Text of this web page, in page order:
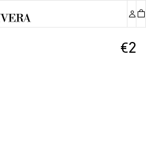
€2